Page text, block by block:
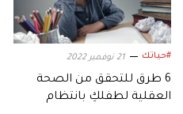
#حياتك 21 نوفمبر 2022
6 طرق للتحقق من الصحة
العقلية لطفلكِ بانتظام